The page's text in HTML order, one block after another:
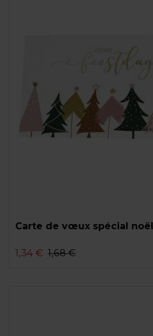
Carte de vœux spécial noël
1,34 € 1,68 €